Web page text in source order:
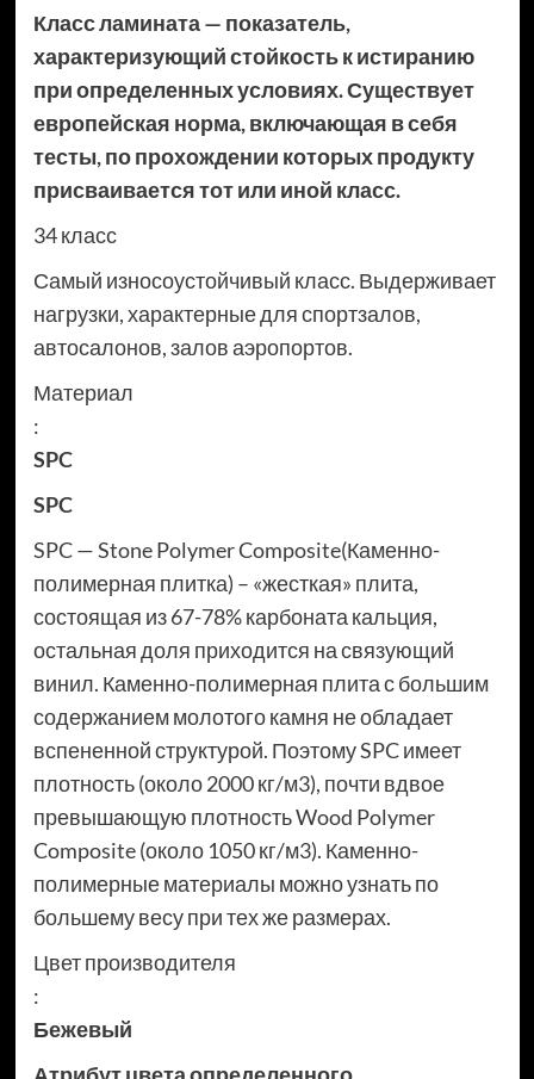
Класс ламината — показатель,
характеризующий стойкость к истиранию
при определенных условиях. Существует
европейская норма, включающая в себя
тесты, по прохождении которых продукту
присваивается тот или иной класс.
34 класс
Самый износоустойчивый класс. Выдерживает
нагрузки, характерные для спортзалов,
автосалонов, залов аэропортов.
Материал
:
SPC
SPC
SPC — Stone Polymer Composite(Каменно-
полимерная плитка) – «жесткая» плита,
состоящая из 67-78% карбоната кальция,
остальная доля приходится на связующий
винил. Каменно-полимерная плита с большим
содержанием молотого камня не обладает
вспененной структурой. Поэтому SPC имеет
плотность (около 2000 кг/м3), почти вдвое
превышающую плотность Wood Polymer
Composite (около 1050 кг/м3). Каменно-
полимерные материалы можно узнать по
большему весу при тех же размерах.
Цвет производителя
:
Бежевый